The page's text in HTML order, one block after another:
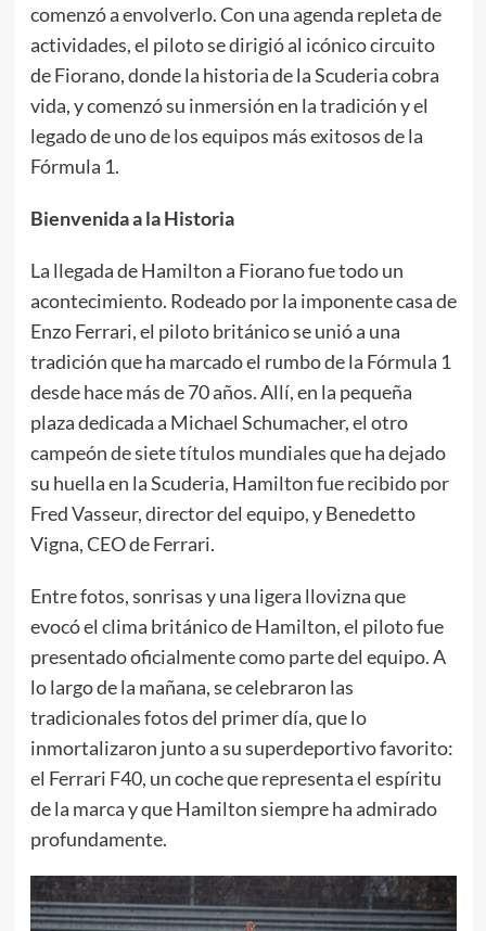
comenzó a envolverlo. Con una agenda repleta de
actividades, el piloto se dirigió al icónico circuito
de Fiorano, donde la historia de la Scuderia cobra
vida, y comenzó su inmersión en la tradición y el
legado de uno de los equipos más exitosos de la
Fórmula 1.
Bienvenida a la Historia
La llegada de Hamilton a Fiorano fue todo un
acontecimiento. Rodeado por la imponente casa de
Enzo Ferrari, el piloto británico se unió a una
tradición que ha marcado el rumbo de la Fórmula 1
desde hace más de 70 años. Allí, en la pequeña
plaza dedicada a Michael Schumacher, el otro
campeón de siete títulos mundiales que ha dejado
su huella en la Scuderia, Hamilton fue recibido por
Fred Vasseur, director del equipo, y Benedetto
Vigna, CEO de Ferrari.
Entre fotos, sonrisas y una ligera llovizna que
evocó el clima británico de Hamilton, el piloto fue
presentado oficialmente como parte del equipo. A
lo largo de la mañana, se celebraron las
tradicionales fotos del primer día, que lo
inmortalizaron junto a su superdeportivo favorito:
el Ferrari F40, un coche que representa el espíritu
de la marca y que Hamilton siempre ha admirado
profundamente.